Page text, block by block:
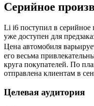
Серийное
Li i6 поступил в серийное
уже доступен для
Цена автомобиля
его весьма
круга покупателей. По
отправлена клиентам в
Целевая аудитория